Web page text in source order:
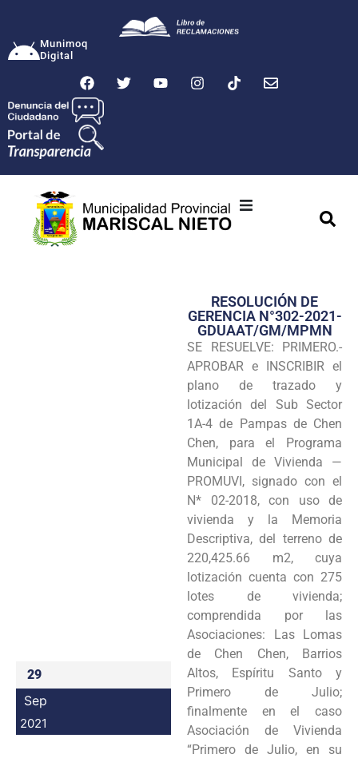
Munimoq
Digital
Transparencia
Seguridad
Programas
Intranet
29
Sep
2021
RESOLUCIÓN DE
GERENCIA N°302-2021-
GDUAAT/GM/MPMN
SE RESUELVE: PRIMERO.-
APROBAR e INSCRIBIR el
plano de trazado y
lotización del Sub Sector
1A-4 de Pampas de Chen
Chen, para el Programa
Municipal de Vivienda —
PROMUVI, signado con el
N* 02-2018, con uso de
vivienda y la Memoria
Descriptiva, del terreno de
220,425.66 m2, cuya
lotización cuenta con 275
lotes de vivienda;
comprendida por las
Asociaciones: Las Lomas
de Chen Chen, Barrios
Altos, Espíritu Santo y
Primero de Julio;
finalmente en el caso
Asociación de Vivienda
“Primero de Julio, en su